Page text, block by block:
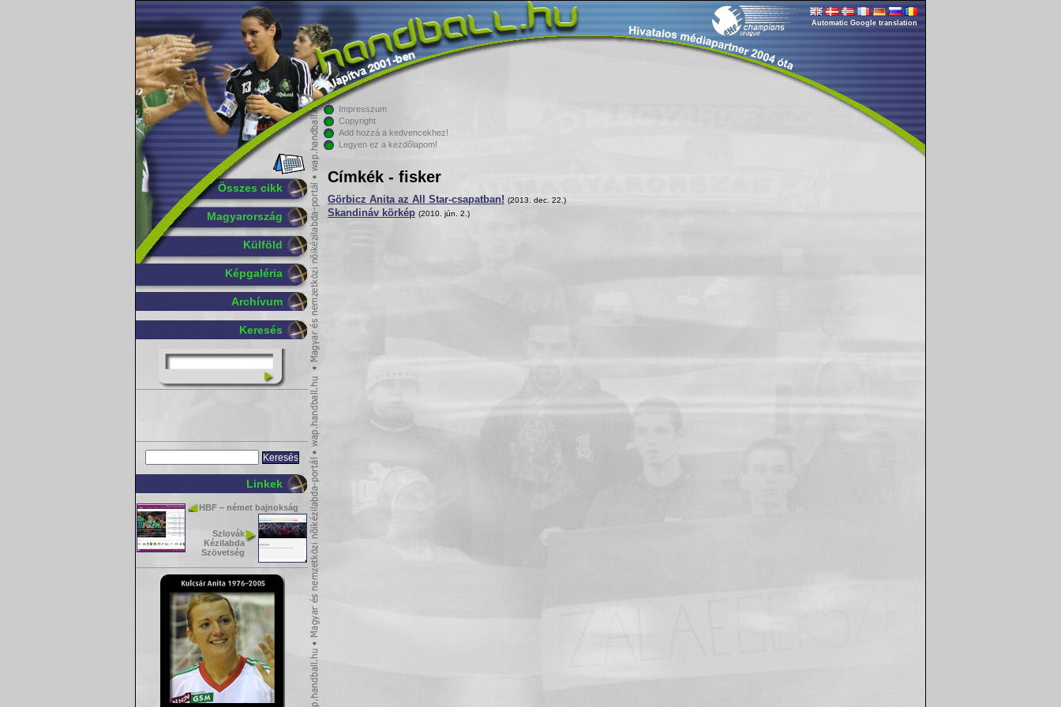
Összes cikk
Magyarország
Külföld
Képgaléria
Archívum
Keresés
Linkek
HBF – német bajnokság
Szlovák
Kézilabda
Szövetség
Automatic Google translation
Impresszum
Copyright
Add hozzá a kedvencekhez!
Legyen ez a kezdőlapom!
Címkék - fisker
Görbicz Anita az All Star-csapatban! (2013. dec. 22.)
Skandináv körkép (2010. jún. 2.)